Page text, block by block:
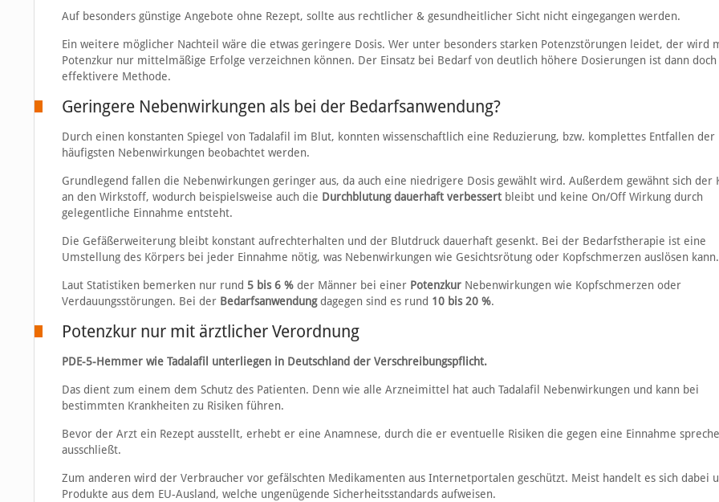
Auf besonders günstige Angebote ohne Rezept, sollte aus rechtlicher & gesundheitlicher Sicht nicht eingegangen werden.
Ein weitere möglicher Nachteil wäre die etwas geringere Dosis. Wer unter besonders starken Potenzstörungen leidet, der wird
Potenzkur nur mittelmäßige Erfolge verzeichnen können. Der Einsatz bei Bedarf von deutlich höhere Dosierungen ist dann doch
effektivere Methode.
Geringere Nebenwirkungen als bei der Bedarfsanwendung?
Durch einen konstanten Spiegel von Tadalafil im Blut, konnten wissenschaftlich eine Reduzierung, bzw. komplettes Entfallen der
häufigsten Nebenwirkungen beobachtet werden.
Grundlegend fallen die Nebenwirkungen geringer aus, da auch eine niedrigere Dosis gewählt wird. Außerdem gewähnt sich der
an den Wirkstoff, wodurch beispielsweise auch die Durchblutung dauerhaft verbessertbleibt und keine On/Off Wirkung durch
gelegentliche Einnahme entsteht.
Die Gefäßerweiterung bleibt konstant aufrechterhalten und der Blutdruck dauerhaft gesenkt. Bei der Bedarfstherapie ist eine
Umstellung des Körpers bei jeder Einnahme nötig, was Nebenwirkungen wie Gesichtsrötung oder Kopfschmerzen auslösen kann.
Laut Statistiken bemerken nur rund 5 bis 6 %der Männer bei einer PotenzkurNebenwirkungen wie Kopfschmerzen oder
Verdauungsstörungen. Bei der Bedarfsanwendungdagegen sind es rund 10 bis 20 %.
Potenzkur nur mit ärztlicher Verordnung
PDE-5-Hemmer wie Tadalafil unterliegen in Deutschland der Verschreibungspflicht.
Das dient zum einem dem Schutz des Patienten. Denn wie alle Arzneimittel hat auch Tadalafil Nebenwirkungen und kann bei
bestimmten Krankheiten zu Risiken führen.
Bevor der Arzt ein Rezept ausstellt, erhebt er eine Anamnese, durch die er eventuelle Risiken die gegen eine Einnahme
ausschließt.
Zum anderen wird der Verbraucher vor gefälschten Medikamenten aus Internetportalen geschützt. Meist handelt es sich dabei
Produkte aus dem EU-Ausland, welche ungenügende Sicherheitsstandards aufweisen.